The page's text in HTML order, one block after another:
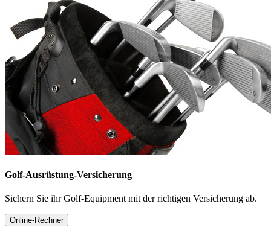
Golf-Ausrüstung-Versicherung
Sichern Sie ihr Golf-Equipment mit der richtigen Versicherung ab.
Online-Rechner